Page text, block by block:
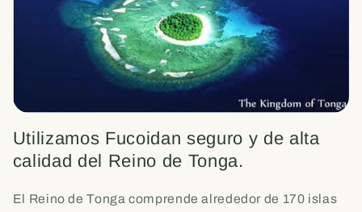
Utilizamos Fucoidan seguro y de alta
calidad del Reino de Tonga.
El Reino de Tonga comprende alrededor de 170 islas